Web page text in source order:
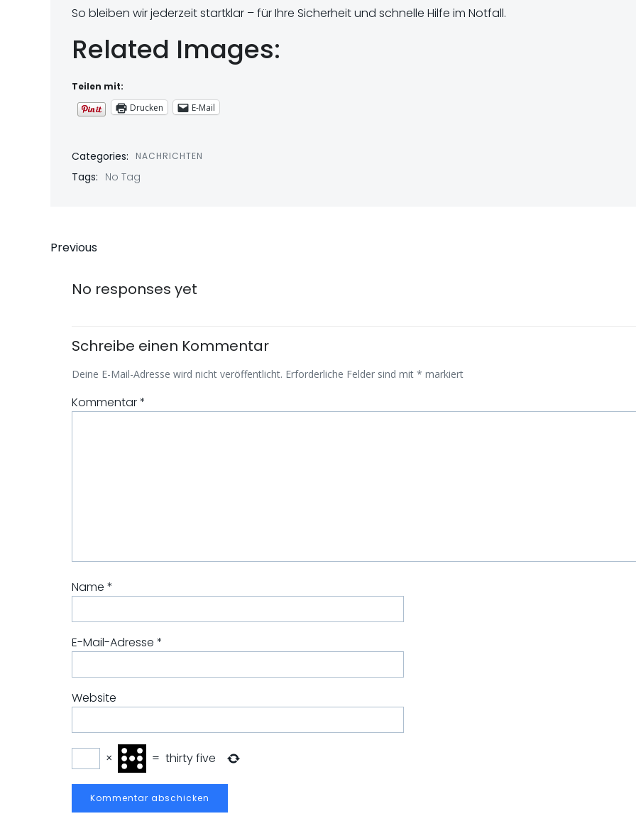
So bleiben wir jederzeit startklar – für Ihre Sicherheit und schnelle Hilfe im Notfall.
Related Images:
Teilen mit:
Drucken
E-Mail
Categories: NACHRICHTEN
Tags: No Tag
Beitragsnavigation
Previous
No responses yet
Schreibe einen Kommentar
Deine E-Mail-Adresse wird nicht veröffentlicht. Erforderliche Felder sind mit * markiert
Kommentar*
Name *
E-Mail-Adresse *
Website
× = thirty five